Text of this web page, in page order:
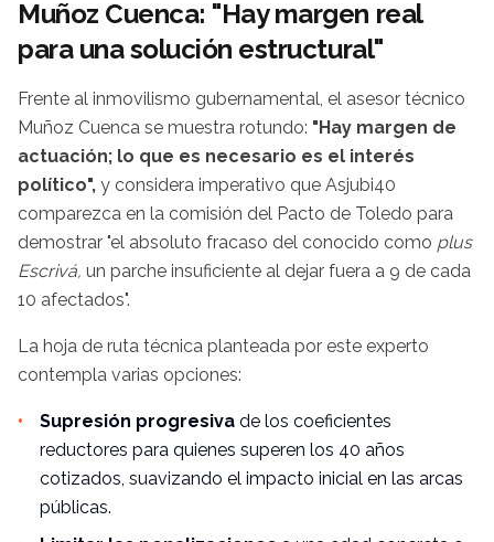
Muñoz Cuenca: "Hay margen real
para una solución estructural"
Frente al inmovilismo gubernamental, el asesor técnico
Muñoz Cuenca se muestra rotundo: "Hay margen de
actuación; lo que es necesario es el interés
político", y considera imperativo que Asjubi40
comparezca en la comisión del Pacto de Toledo para
demostrar "el absoluto fracaso del conocido como plus
Escrivá, un parche insuficiente al dejar fuera a 9 de cada
10 afectados".
La hoja de ruta técnica planteada por este experto
contempla varias opciones:
Supresión progresiva de los coeficientes
reductores para quienes superen los 40 años
cotizados, suavizando el impacto inicial en las arcas
públicas.